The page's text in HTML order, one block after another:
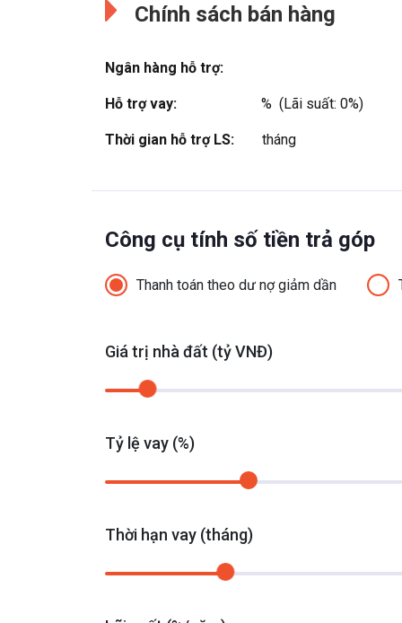
Chính sách bán hàng
Ngân hàng hỗ trợ:
Hỗ trợ vay: %  (Lãi suất: 0%)
Thời gian hỗ trợ LS: tháng
Công cụ tính số tiền trả góp
Thanh toán theo dư nợ giảm dần
Giá trị nhà đất (tỷ VNĐ)
Tỷ lệ vay (%)
Thời hạn vay (tháng)